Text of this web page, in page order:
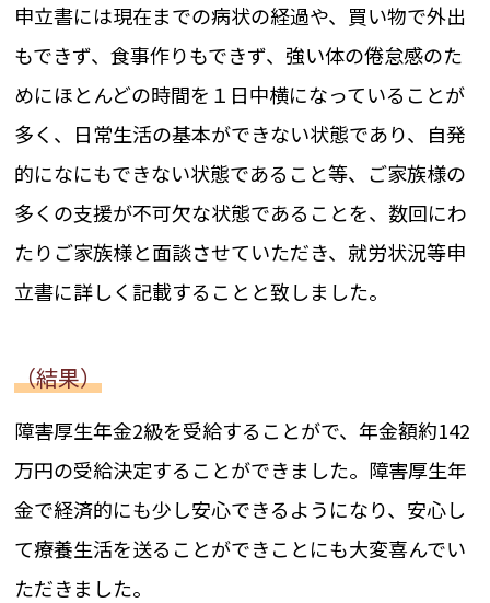
申立書には現在までの病状の経過や、買い物で外出
もできず、食事作りもできず、強い体の倦怠感のた
めにほとんどの時間を１日中横になっていることが
多く、日常生活の基本ができない状態であり、自発
的になにもできない状態であること等、ご家族様の
多くの支援が不可欠な状態であることを、数回にわ
たりご家族様と面談させていただき、就労状況等申
立書に詳しく記載することと致しました。
（結果）
障害厚生年金2級を受給することがで、年金額約142
万円の受給決定することができました。障害厚生年
金で経済的にも少し安心できるようになり、安心し
て療養生活を送ることができことにも大変喜んでい
ただきました。